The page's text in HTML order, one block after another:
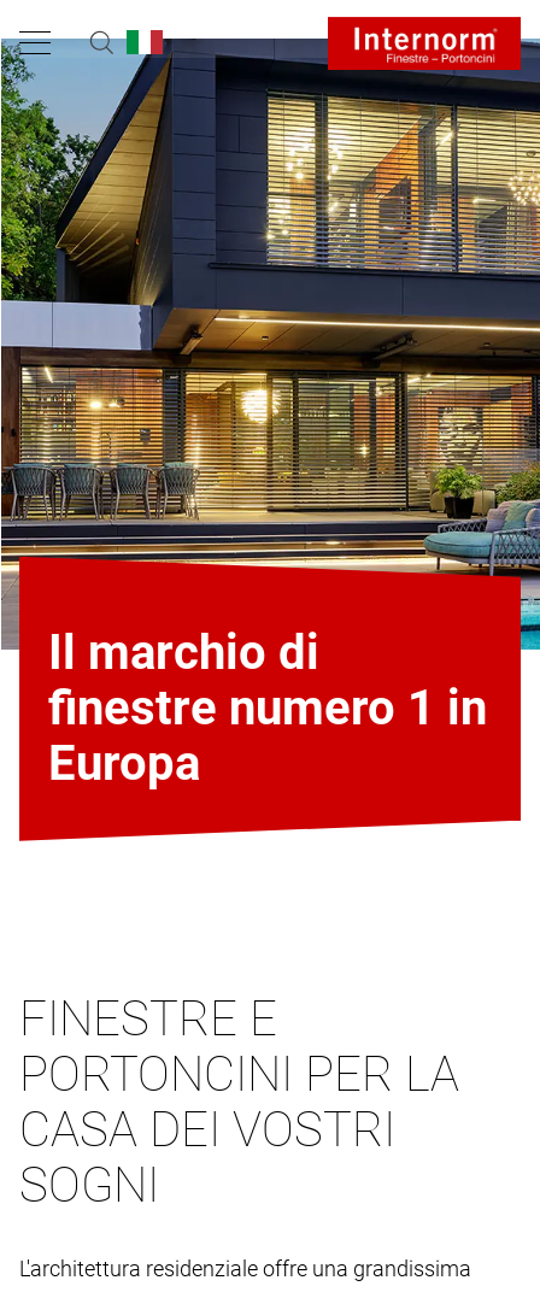
Il marchio di
finestre numero 1 in
Europa
FINESTRE E
PORTONCINI PER LA
CASA DEI VOSTRI
SOGNI
L'architettura residenziale offre una grandissima